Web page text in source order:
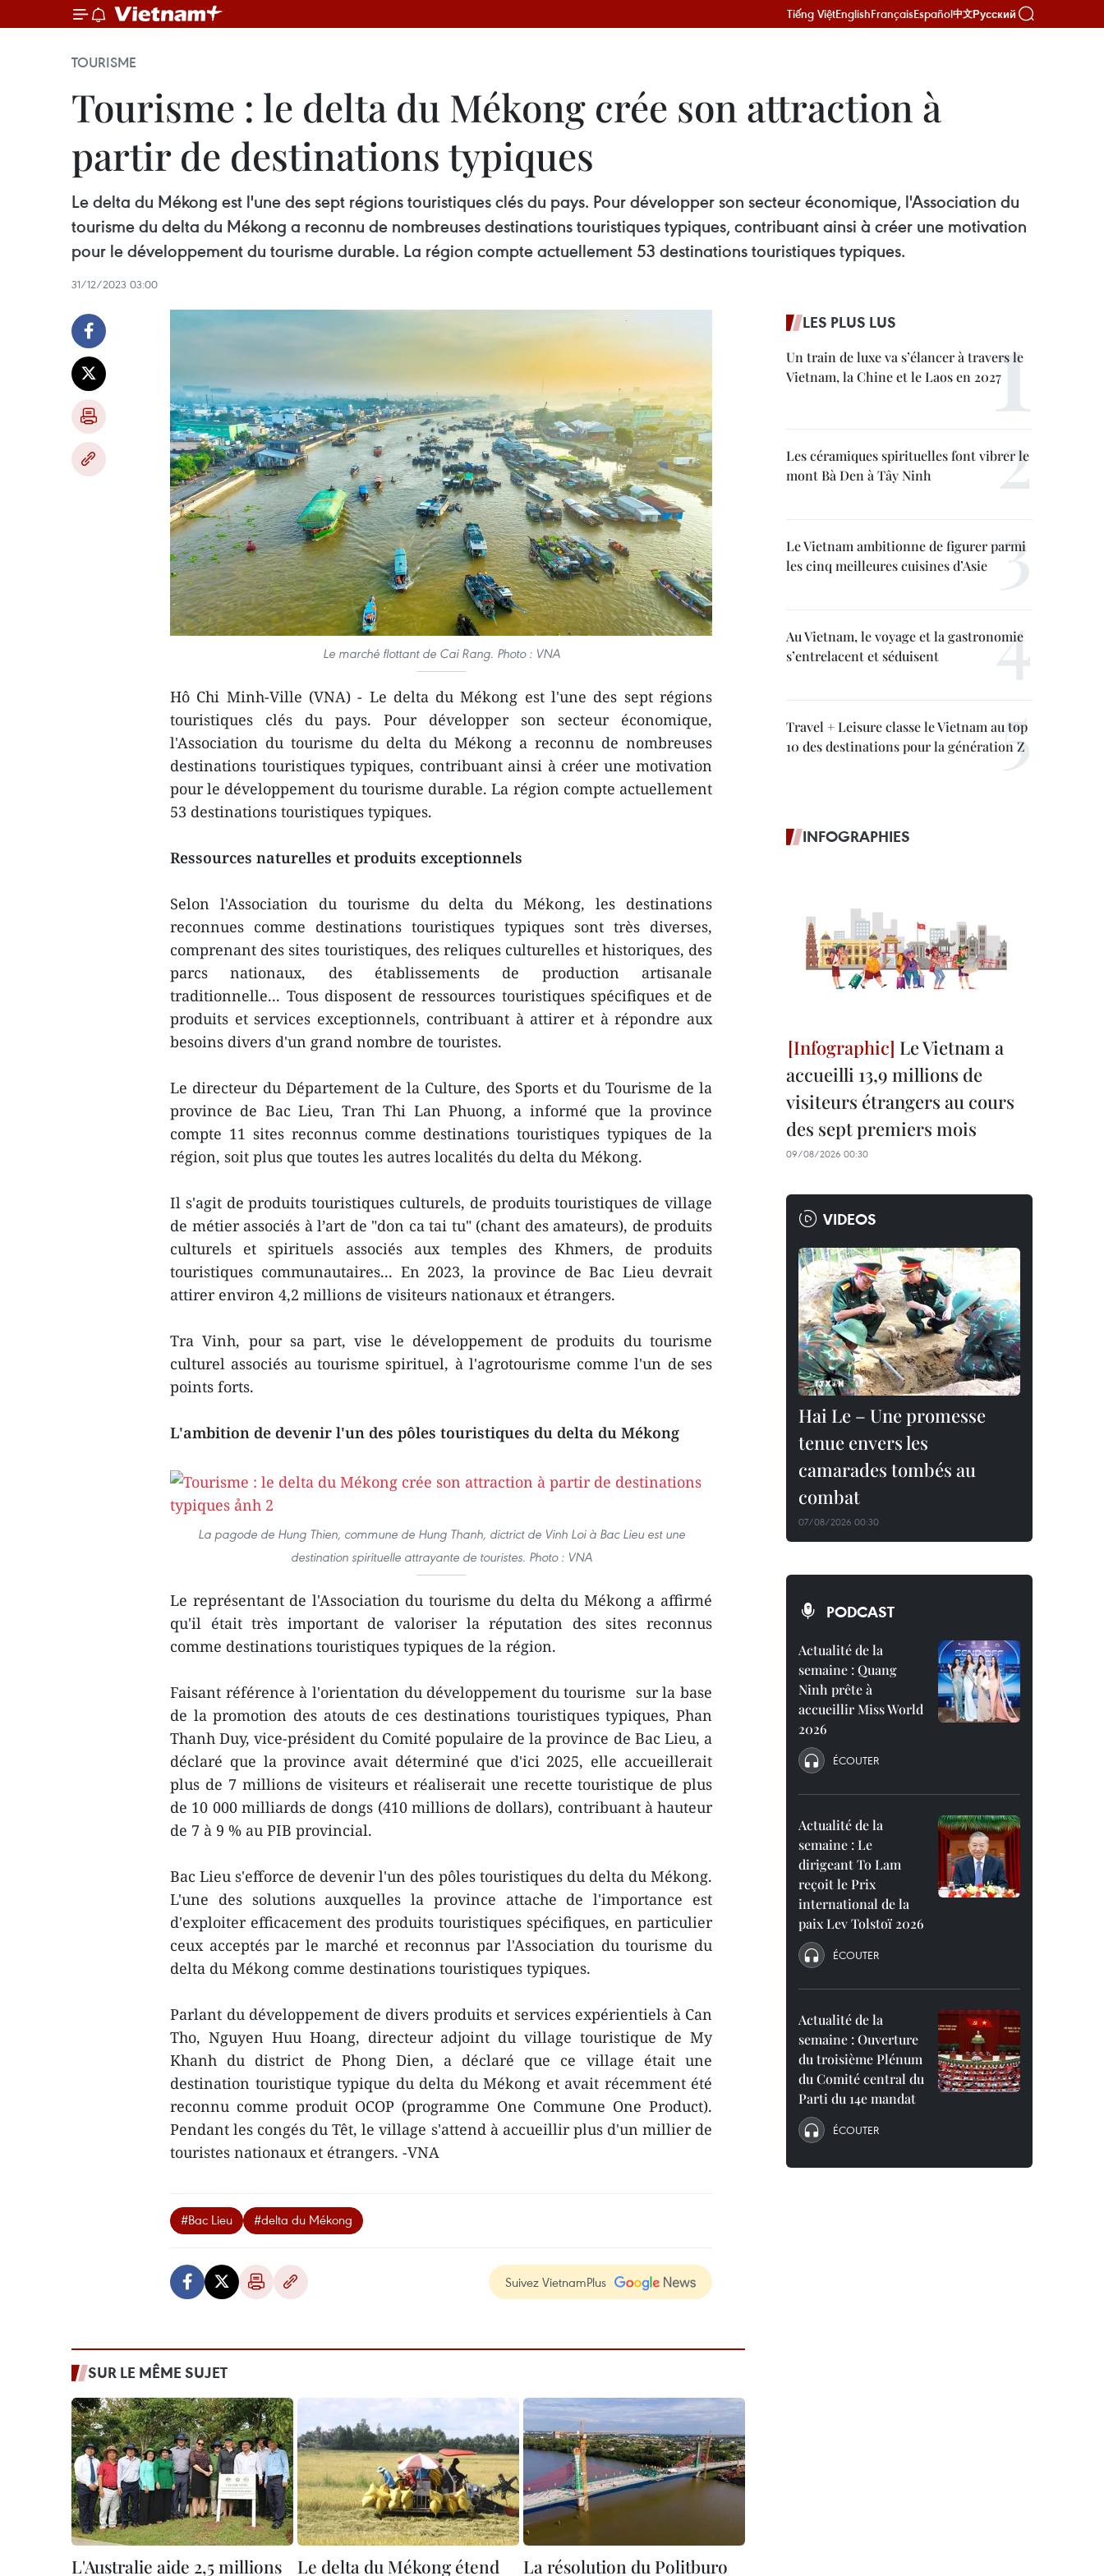
Tiếng ViệtEnglishFrançaisEspañol中文Русский
TOURISME
Tourisme : le delta du Mékong crée son attraction à
partir de destinations typiques
Le delta du Mékong est l'une des sept régions touristiques clés du pays. Pour développer son secteur économique, l'Association du
tourisme du delta du Mékong a reconnu de nombreuses destinations touristiques typiques, contribuant ainsi à créer une motivation
pour le développement du tourisme durable. La région compte actuellement 53 destinations touristiques typiques.
31/12/2023 03:00
Le marché flottant de Cai Rang. Photo : VNA
Hô Chi Minh-Ville (VNA) - Le delta du Mékong est l'une des sept régions
touristiques clés du pays. Pour développer son secteur économique,
l'Association du tourisme du delta du Mékong a reconnu de nombreuses
destinations touristiques typiques, contribuant ainsi à créer une motivation
pour le développement du tourisme durable. La région compte actuellement
53 destinations touristiques typiques.
Ressources naturelles et produits exceptionnels
Selon l'Association du tourisme du delta du Mékong, les destinations
reconnues comme destinations touristiques typiques sont très diverses,
comprenant des sites touristiques, des reliques culturelles et historiques, des
parcs nationaux, des établissements de production artisanale
traditionnelle... Tous disposent de ressources touristiques spécifiques et de
produits et services exceptionnels, contribuant à attirer et à répondre aux
besoins divers d'un grand nombre de touristes.
Le directeur du Département de la Culture, des Sports et du Tourisme de la
province de Bac Lieu, Tran Thi Lan Phuong, a informé que la province
compte 11 sites reconnus comme destinations touristiques typiques de la
région, soit plus que toutes les autres localités du delta du Mékong.
Il s'agit de produits touristiques culturels, de produits touristiques de village
de métier associés à l’art de "don ca tai tu" (chant des amateurs), de produits
culturels et spirituels associés aux temples des Khmers, de produits
touristiques communautaires... En 2023, la province de Bac Lieu devrait
attirer environ 4,2 millions de visiteurs nationaux et étrangers.
Tra Vinh, pour sa part, vise le développement de produits du tourisme
culturel associés au tourisme spirituel, à l'agrotourisme comme l'un de ses
points forts.
L'ambition de devenir l'un des pôles touristiques du delta du Mékong
La pagode de Hung Thien, commune de Hung Thanh, dictrict de Vinh Loi à Bac Lieu est une
destination spirituelle attrayante de touristes. Photo : VNA
Le représentant de l'Association du tourisme du delta du Mékong a affirmé
qu'il était très important de valoriser la réputation des sites reconnus
comme destinations touristiques typiques de la région.
Faisant référence à l'orientation du développement du tourisme sur la base
de la promotion des atouts de ces destinations touristiques typiques, Phan
Thanh Duy, vice-président du Comité populaire de la province de Bac Lieu, a
déclaré que la province avait déterminé que d'ici 2025, elle accueillerait
plus de 7 millions de visiteurs et réaliserait une recette touristique de plus
de 10 000 milliards de dongs (410 millions de dollars), contribuant à hauteur
de 7 à 9 % au PIB provincial.
Bac Lieu s'efforce de devenir l'un des pôles touristiques du delta du Mékong.
L'une des solutions auxquelles la province attache de l'importance est
d'exploiter efficacement des produits touristiques spécifiques, en particulier
ceux acceptés par le marché et reconnus par l'Association du tourisme du
delta du Mékong comme destinations touristiques typiques.
Parlant du développement de divers produits et services expérientiels à Can
Tho, Nguyen Huu Hoang, directeur adjoint du village touristique de My
Khanh du district de Phong Dien, a déclaré que ce village était une
destination touristique typique du delta du Mékong et avait récemment été
reconnu comme produit OCOP (programme One Commune One Product).
Pendant les congés du Têt, le village s'attend à accueillir plus d'un millier de
touristes nationaux et étrangers. -VNA
#Bac Lieu #delta du Mékong
Suivez VietnamPlus
SUR LE MÊME SUJET
L'Australie aide 2,5 millions
Le delta du Mékong étend
La résolution du Politburo
LES PLUS LUS
Un train de luxe va s’élancer à travers le
Vietnam, la Chine et le Laos en 2027
Les céramiques spirituelles font vibrer le
mont Bà Den à Tây Ninh
Le Vietnam ambitionne de figurer parmi
les cinq meilleures cuisines d’Asie
Au Vietnam, le voyage et la gastronomie
s’entrelacent et séduisent
Travel + Leisure classe le Vietnam au top
10 des destinations pour la génération Z
INFOGRAPHIES
Le Vietnam a
accueilli 13,9 millions de
visiteurs étrangers au cours
des sept premiers mois
09/08/2026 00:30
VIDEOS
Hai Le – Une promesse
tenue envers les
camarades tombés au
combat
07/08/2026 00:30
PODCAST
Actualité de la
semaine : Quang
Ninh prête à
accueillir Miss World
2026
ÉCOUTER
Actualité de la
semaine : Le
dirigeant To Lam
reçoit le Prix
international de la
paix Lev Tolstoï 2026
ÉCOUTER
Actualité de la
semaine : Ouverture
du troisième Plénum
du Comité central du
Parti du 14e mandat
ÉCOUTER